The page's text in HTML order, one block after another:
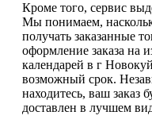
Кроме того, сервис
Мы понимаем,
получать заказанные
оформление заказа на
календарей в г
возможный срок.
находитесь, ваш заказ
доставлен в лучшем